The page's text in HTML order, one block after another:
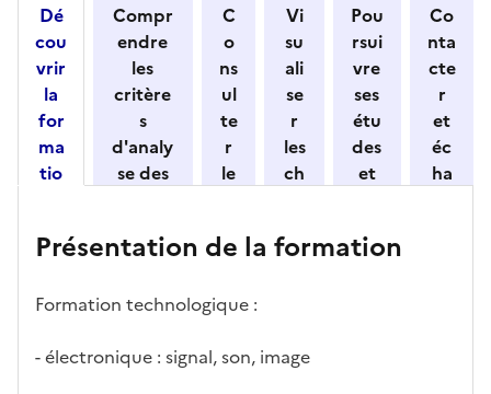
Dé
cou
vrir
la
for
ma
tio
ses
act
tiq
Compr
endre
les
critère
s
d'analy
se des
par
ssemen
C
o
ns
ul
te
r
le
o
ali
s
Vi
su
ali
se
r
les
ch
s
s à
Pou
rsui
vre
ses
étu
des
et
re
Co
nta
cte
r
et
éc
ha
Présentation de la formation
Formation technologique :
- électronique : signal, son, image